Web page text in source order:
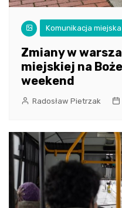
Komunikacja miejska
Zmiany w
miejskiej na Boże
weekend
Radosław Pietrzak